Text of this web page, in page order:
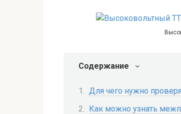
Содержание
Для чего нужно
Как можно узнать